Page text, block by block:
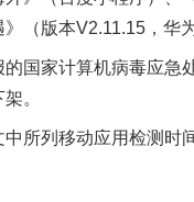
》（版本V2.11.15，华
家计算机病毒应急处
。
列移动应用检测时间
年窑火 生生不息